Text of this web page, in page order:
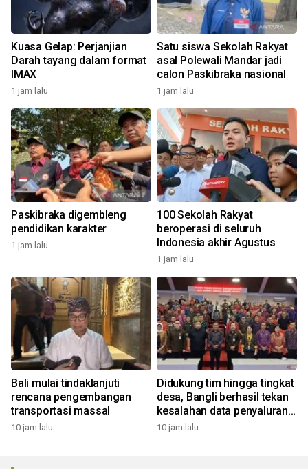
Kuasa Gelap: Perjanjian
Darah tayang dalam format
IMAX
1 jam lalu
Satu siswa Sekolah Rakyat
asal Polewali Mandar jadi
calon Paskibraka nasional
1 jam lalu
Paskibraka digembleng
pendidikan karakter
1 jam lalu
100 Sekolah Rakyat
beroperasi di seluruh
Indonesia akhir Agustus
1 jam lalu
Bali mulai tindaklanjuti
rencana pengembangan
transportasi massal
10 jam lalu
Didukung tim hingga tingkat
desa, Bangli berhasil tekan
kesalahan data penyaluran
bansos
10 jam lalu